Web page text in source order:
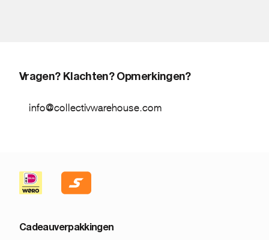
Vragen? Klachten? Opmerkingen?
info@collectivwarehouse.com
Cadeauverpakkingen